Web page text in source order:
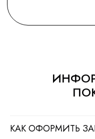
КАК ОФОРМИТЬ
Режим работы магазина
Заказ на сайте можно